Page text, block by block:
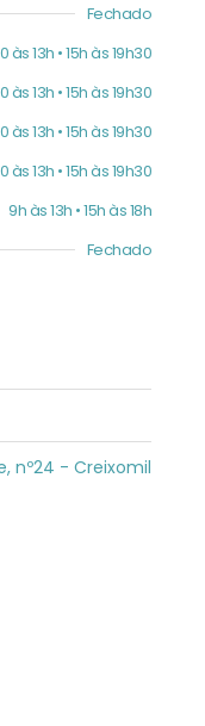
Fechado
às 13h • 15h às 19h30
às 13h • 15h às 19h30
às 13h • 15h às 19h30
às 13h • 15h às 19h30
9h às 13h • 15h às 18h
Fechado
nº24 - Creixomil